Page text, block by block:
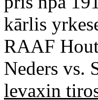
kārlis
RAAF
Neders vs.
levaxin